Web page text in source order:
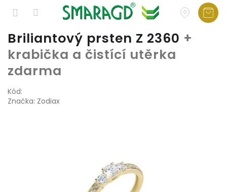
Přejít
obsah
Briliantový prsten Z 2360 +
krabička a čistící utěrka
zdarma
Kód:
Značka: Zodiax